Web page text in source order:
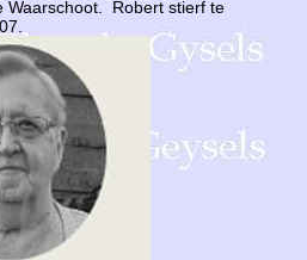
Waarschoot. Robert stierf te